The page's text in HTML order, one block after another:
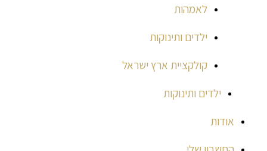
לאמהות
ילדים ותינוקות
קולקציית ארץ ישראל
ילדים ותינוקות
אודות